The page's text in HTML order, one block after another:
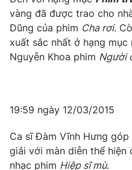
vàng đã được trao cho
Dũng của phim Cha rơi.
xuất sắc nhất ở hạng
Nguyễn Khoa phim Người
19:59 ngày 12/03/2015
Ca sĩ Đàm Vĩnh Hưng
giải với màn diễn thể hiện
nhạc phim Hiệp sĩ mù.